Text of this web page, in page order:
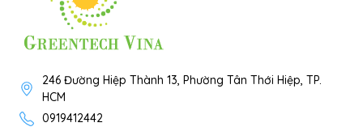
246 Đường Hiệp Thành 13, Phường Tân Thới Hiệp, TP.
HCM
0919412442